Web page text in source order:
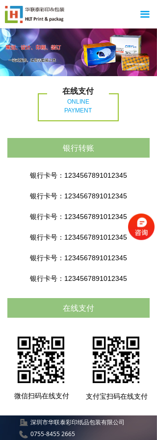
끀
在线支付
ONLINE
PAYMENT
银行转账
银行卡号：1234567891012345
银行卡号：1234567891012345
银行卡号：1234567891012345
银行卡号：1234567891012345
银行卡号：1234567891012345
银行卡号：1234567891012345
在线支付
支付宝扫码在线支付
微信扫码在线支付
深圳市华联泰彩印纸品包装有限公司
0755-8455 2665